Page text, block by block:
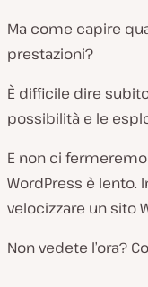
Ma come capire
prestazioni?
È difficile dire
possibilità e le
E non ci
WordPress è
velocizzare un sito
Non vedete l’ora?